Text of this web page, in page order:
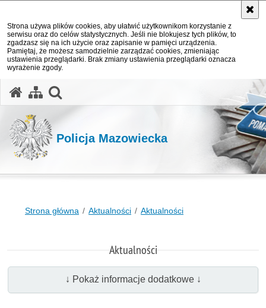
Strona używa plików cookies, aby ułatwić użytkownikom korzystanie z
serwisu oraz do celów statystycznych. Jeśli nie blokujesz tych plików, to
zgadzasz się na ich użycie oraz zapisanie w pamięci urządzenia.
Pamiętaj, że możesz samodzielnie zarządzać cookies, zmieniając
ustawienia przeglądarki. Brak zmiany ustawienia przeglądarki oznacza
wyrażenie zgody.
Policja Mazowiecka
Strona główna Aktualności Aktualności
Aktualności
↓ Pokaż informacje dodatkowe ↓